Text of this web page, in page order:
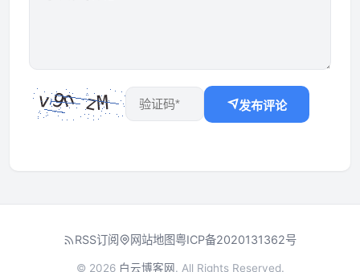
发布评论
RSS订阅 网站地图粤ICP备2020131362号
© 2026 白云博客网. All Rights Reserved.